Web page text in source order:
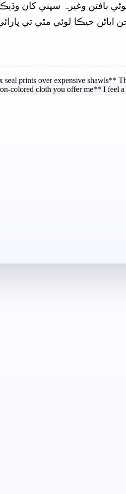
بافتن وغيرہ سڀني کان
جيڪا لوئي مٿي تي
prints over expensive
colored cloth you offer me** I feel a